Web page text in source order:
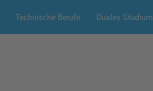
Technische Berufe Duales Studium